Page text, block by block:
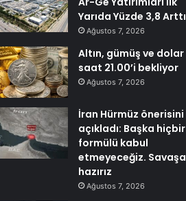
Yarıda Yüzde 3,8 Arttı
Ağustos 7, 2026
Altın, gümüş ve dolar
saat 21.00’i bekliyor
Ağustos 7, 2026
İran Hürmüz önerisini
açıkladı: Başka hiçbir
formülü kabul
etmeyeceğiz. Savaşa
hazırız
Ağustos 7, 2026